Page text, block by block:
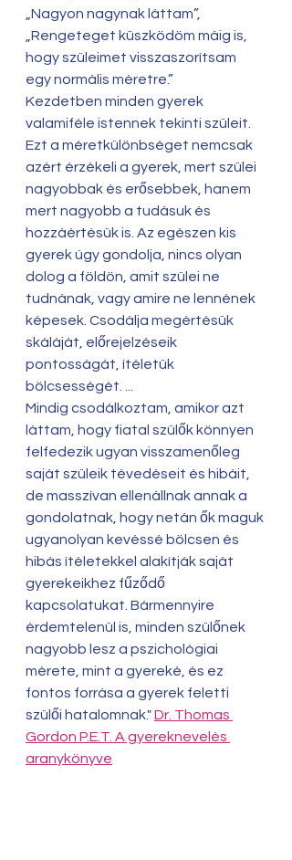
„Nagyon nagynak láttam”,
„Rengeteget küszködöm máig is,
hogy szüleimet visszaszorítsam
egy normális méretre.”
Kezdetben minden gyerek
valamiféle istennek tekinti szüleit.
Ezt a méretkülönbséget nemcsak
azért érzékeli a gyerek, mert szülei
nagyobbak és erősebbek, hanem
mert nagyobb a tudásuk és
hozzáértésük is. Az egészen kis
gyerek úgy gondolja, nincs olyan
dolog a földön, amit szülei ne
tudnának, vagy amire ne lennének
képesek. Csodálja megértésük
skáláját, előrejelzéseik
pontosságát, ítéletük
bölcsességét. ...
Mindig csodálkoztam, amikor azt
láttam, hogy fiatal szülők könnyen
felfedezik ugyan visszamenőleg
saját szüleik tévedéseit és hibáit,
de masszívan ellenállnak annak a
gondolatnak, hogy netán ők maguk
ugyanolyan kevéssé bölcsen és
hibás ítéletekkel alakítják saját
gyerekeikhez fűződő
kapcsolatukat. Bármennyire
érdemtelenül is, minden szülőnek
nagyobb lesz a pszichológiai
mérete, mint a gyereké, és ez
fontos forrása a gyerek feletti
szülői hatalomnak." Dr. Thomas
Gordon P.E.T. A gyereknevelés
aranykönyve